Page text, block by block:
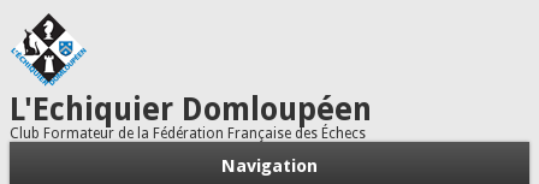
L'Echiquier Domloupéen
Club Formateur de la Fédération Française des Échecs
Navigation